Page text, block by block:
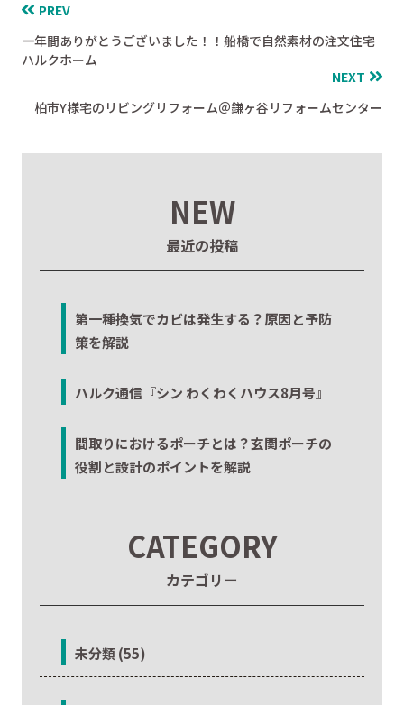
PREV
一年間ありがとうございました！！船橋で自然素材の注文住宅
ハルクホーム
NEXT
柏市Y様宅のリビングリフォーム＠鎌ヶ谷リフォームセンター
NEW
最近の投稿
第一種換気でカビは発生する？原因と予防
策を解説
ハルク通信『シン わくわくハウス8月号』
間取りにおけるポーチとは？玄関ポーチの
役割と設計のポイントを解説
CATEGORY
カテゴリー
未分類 (55)